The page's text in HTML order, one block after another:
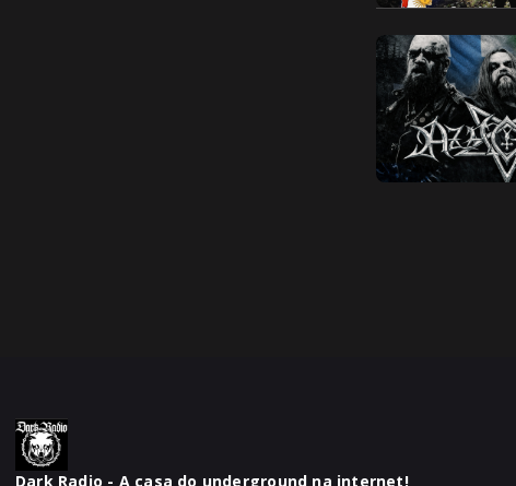
Dark Radio - A casa do underground na internet!